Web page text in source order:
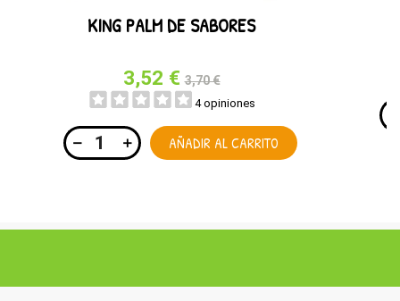
KING PALM DE SABORES
3,52 € 3,70 €
4 opiniones
AÑADIR AL CARRITO